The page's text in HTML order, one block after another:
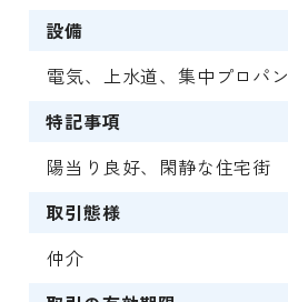
設備
電気、上水道、集中プロパン
特記事項
陽当り良好、閑静な住宅街
取引態様
仲介